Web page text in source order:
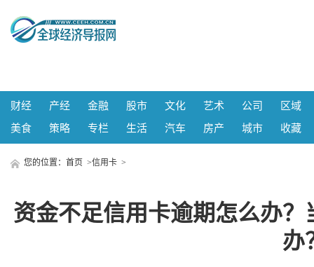
财经 产经 金融 股市 文化 艺术 公司
区域
美食
策略 专栏 生活 汽车 房产 城市 收藏
您的位置： 首页 >信用卡 >
资金不足信用卡逾期怎么办
办